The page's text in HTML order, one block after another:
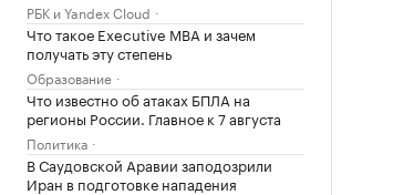
РБК и Yandex Cloud
Что такое Executive MBA и зачем
получать эту степень
Образование
Что известно об атаках БПЛА на
регионы России. Главное к 7 августа
Политика
В Саудовской Аравии заподозрили
Иран в подготовке нападения